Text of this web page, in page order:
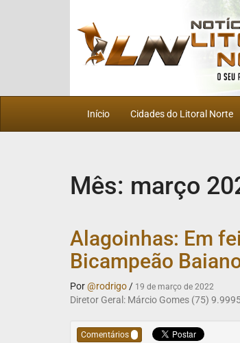
Início Cidades do Litoral Norte
Mês: março
Alagoinhas: Em
Bicampeão
Por@rodrigo / 19 de março de 2022
Diretor Geral: Márcio Gomes (75)
Comentários